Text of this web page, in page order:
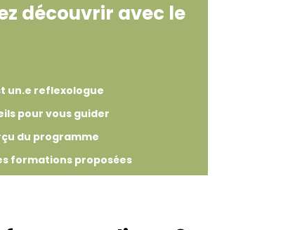
découvrir avec le
un.e reflexologue
pour vous guider
du programme
formations proposées